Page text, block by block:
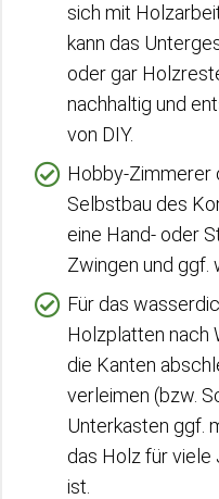
sich mit
kann das
oder gar
nachhaltig und
von DIY.
Hobby-Zimmerer
Selbstbau des
eine Hand- oder
Zwingen und ggf.
Für das
Holzplatten nach
die Kanten
verleimen (bzw.
Unterkasten ggf.
das Holz für viele
ist.